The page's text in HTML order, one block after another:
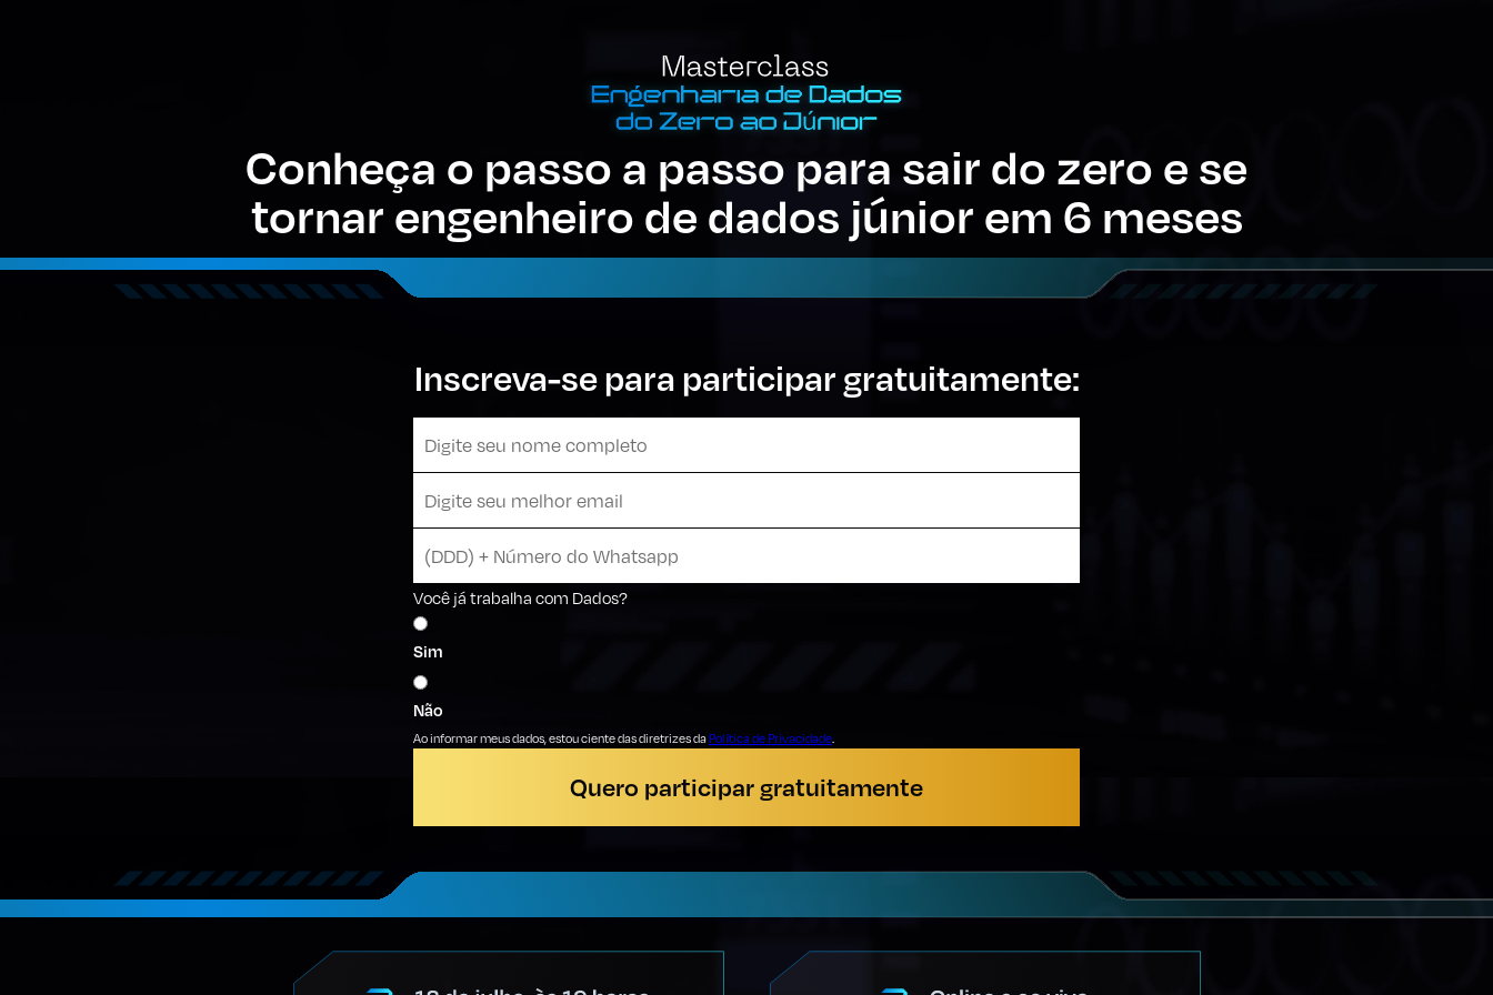
Conheça o passo a passo para sair do zero e se
tornar engenheiro de dados júnior em 6 meses
Inscreva-se para participar gratuitamente:
Você já trabalha com Dados?
Sim
Não
Ao informar meus dados, estou ciente das diretrizes daPolítica de Privacidade.
Quero participar gratuitamente